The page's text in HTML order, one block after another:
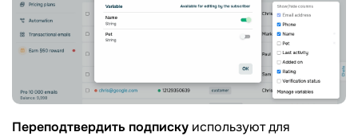
Переподтвердить подписку используют для